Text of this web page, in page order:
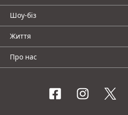
Шоу-біз
Життя
Про нас